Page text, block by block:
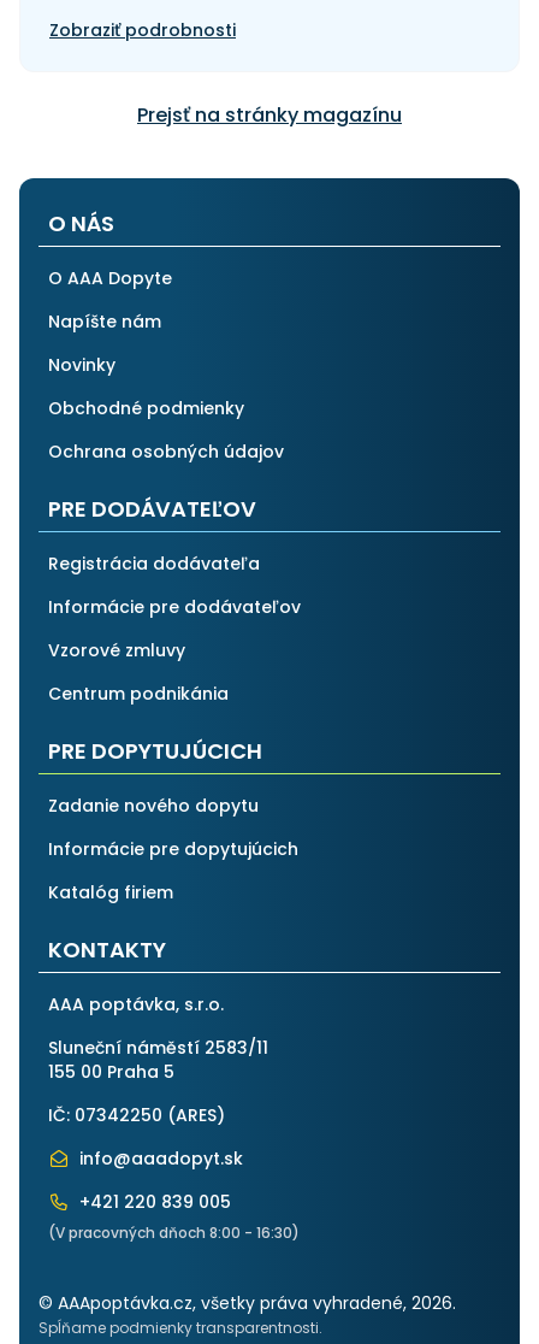
Zobraziť podrobnosti
Prejsť na stránky magazínu
O NÁS
O AAA Dopyte
Napíšte nám
Novinky
Obchodné podmienky
Ochrana osobných údajov
PRE DODÁVATEĽOV
Registrácia dodávateľa
Informácie pre dodávateľov
Vzorové zmluvy
Centrum podnikánia
PRE DOPYTUJÚCICH
Zadanie nového dopytu
Informácie pre dopytujúcich
Katalóg firiem
KONTAKTY
AAA poptávka, s.r.o.
Sluneční náměstí 2583/11
155 00 Praha 5
IČ: 07342250 (ARES)
info@aaadopyt.sk
+421 220 839 005
(V pracovných dňoch 8:00 - 16:30)
© AAApoptávka.cz, všetky práva vyhradené, 2026.
Spĺňame podmienky transparentnosti.